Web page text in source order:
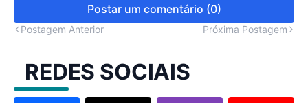
Postar um comentário (0)
Postagem Anterior Próxima Postagem
REDES SOCIAIS